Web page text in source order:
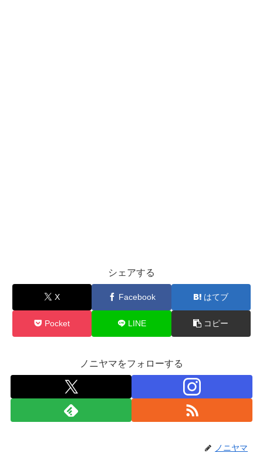
シェアする
X Facebook はてブ
Pocket LINE コピー
ノニヤマをフォローする
ノニヤマ